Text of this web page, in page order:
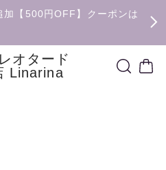
加【500円OFF】クーポンは
オタード
Linarina